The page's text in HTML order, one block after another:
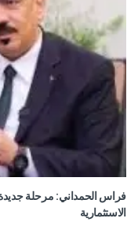
فراس الحمداني: مرحلة
الاستثمارية